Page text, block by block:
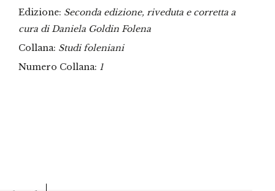
Edizione: Seconda edizione, riveduta e corretta a
cura di Daniela Goldin Folena
Collana: Studi foleniani
Numero Collana: 1